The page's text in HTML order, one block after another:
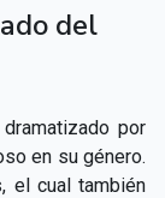
del
por
en su género.
el cual también